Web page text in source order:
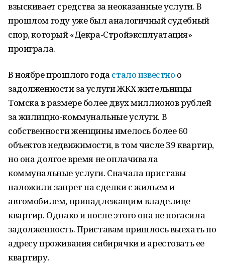
взыскивает средства за неоказанные услуги. В
прошлом году уже был аналогичный судебный
спор, который «Декра-Стройэксплуатация»
проиграла.
В ноябре прошлого года стало известно о
задолженности за услуги ЖКХ жительницы
Томска в размере более двух миллионов рублей
за жилищно-коммунальные услуги. В
собственности женщины имелось более 60
объектов недвижимости, в том числе 39 квартир,
но она долгое время не оплачивала
коммунальные услуги. Сначала приставы
наложили запрет на сделки с жильем и
автомобилем, принадлежащим владелице
квартир. Однако и после этого она не погасила
задолженность. Приставам пришлось выехать по
адресу проживания сибирячки и арестовать ее
квартиру.